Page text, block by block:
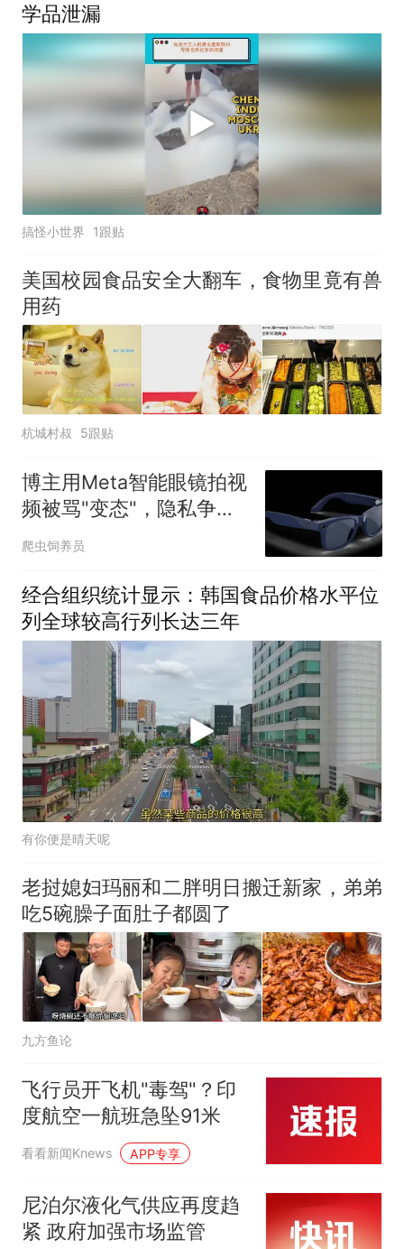
学品泄漏
搞怪小世界 1跟贴
美国校园食品安全大翻车，食物里竟有兽
用药
杭城村叔 5跟贴
博主用Meta智能眼镜拍视
频被骂"变态"，隐私争议
再升温
爬虫饲养员
经合组织统计显示：韩国食品价格水平位
列全球较高行列长达三年
有你便是晴天呢
老挝媳妇玛丽和二胖明日搬迁新家，弟弟
吃5碗臊子面肚子都圆了
九方鱼论
飞行员开飞机"毒驾"？印
度航空一航班急坠91米
看看新闻Knews APP专享
尼泊尔液化气供应再度趋
紧 政府加强市场监管